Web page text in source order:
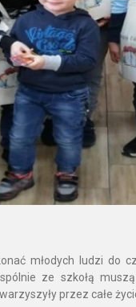
młodych ludzi do
ze szkołą
przez całe